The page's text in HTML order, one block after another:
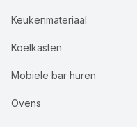
Keukenmateriaal
Koelkasten
Mobiele bar huren
Ovens